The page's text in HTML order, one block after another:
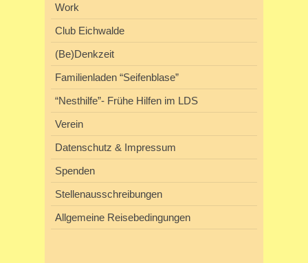
Work
Club Eichwalde
(Be)Denkzeit
Familienladen “Seifenblase”
“Nesthilfe”- Frühe Hilfen im LDS
Verein
Datenschutz & Impressum
Spenden
Stellenausschreibungen
Allgemeine Reisebedingungen